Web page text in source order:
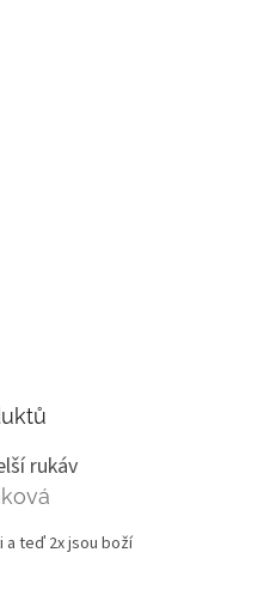
rukáv
z 5 hvězdiček.
a teď 2x jsou boží